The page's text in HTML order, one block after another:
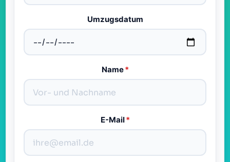
Umzugsdatum
Name*
E-Mail*